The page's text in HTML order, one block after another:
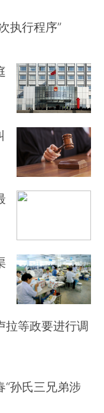
执行程序”
拉等政要进行调
“孙氏三兄弟涉